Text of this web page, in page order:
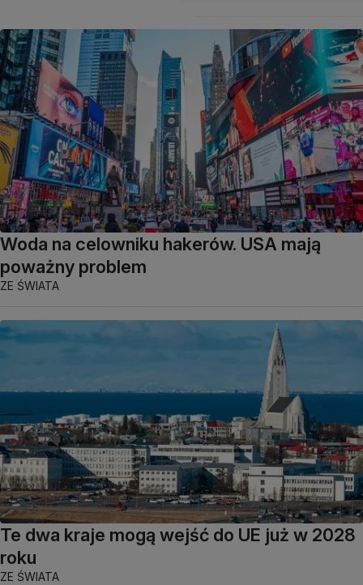
Woda na celowniku hakerów. USA mają
poważny problem
ZE ŚWIATA
Te dwa kraje mogą wejść do UE już w 2028
roku
ZE ŚWIATA